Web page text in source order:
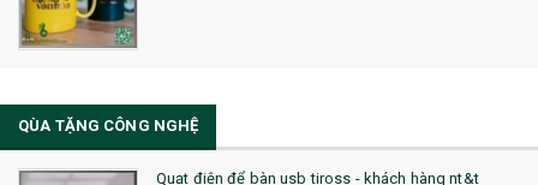
33. MŨ LƯỠI TRAI
36. QUẠT NHỰA QUẢNG CÁO
QÙA TẶNG CÔNG NGHỆ
Quạt điện để bàn usb tiross - khách hàng nt&t